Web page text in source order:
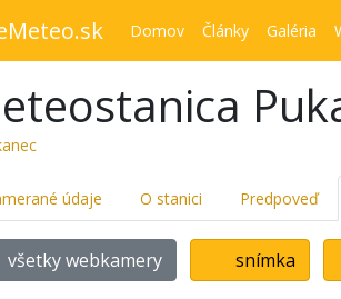
Domov Články Galéria
údaje O stanici Predpoveď
všetky webkamery snímka